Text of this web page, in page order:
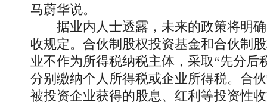
马蔚华说。
据业内人士透露，未来的政策将明确
收规定。合伙制股权投资基金和合伙制
业不作为所得税纳税主体，采取“先分后
分别缴纳个人所得税或企业所得税。合
被投资企业获得的股息、红利等投资性